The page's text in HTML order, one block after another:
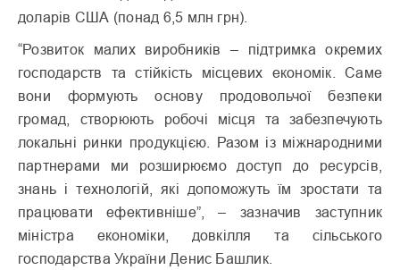
доларів США (понад 6,5 млн грн).
“Розвиток малих виробників – підтримка окремих
господарств та стійкість місцевих економік. Саме
вони формують основу продовольчої безпеки
громад, створюють робочі місця та забезпечують
локальні ринки продукцією. Разом із міжнародними
партнерами ми розширюємо доступ до ресурсів,
знань і технологій, які допоможуть їм зростати та
працювати ефективніше”, – зазначив заступник
міністра економіки, довкілля та сільського
господарства України Денис Башлик.